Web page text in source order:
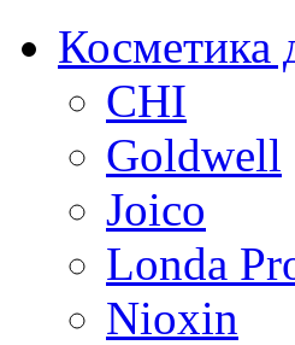
Косметика
CHI
Goldwell
Joico
Londa
Nioxin